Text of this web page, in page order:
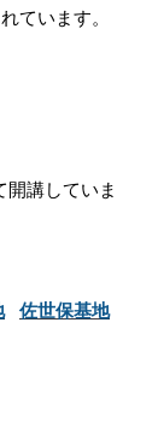
ています。
開講していま
佐世保基地